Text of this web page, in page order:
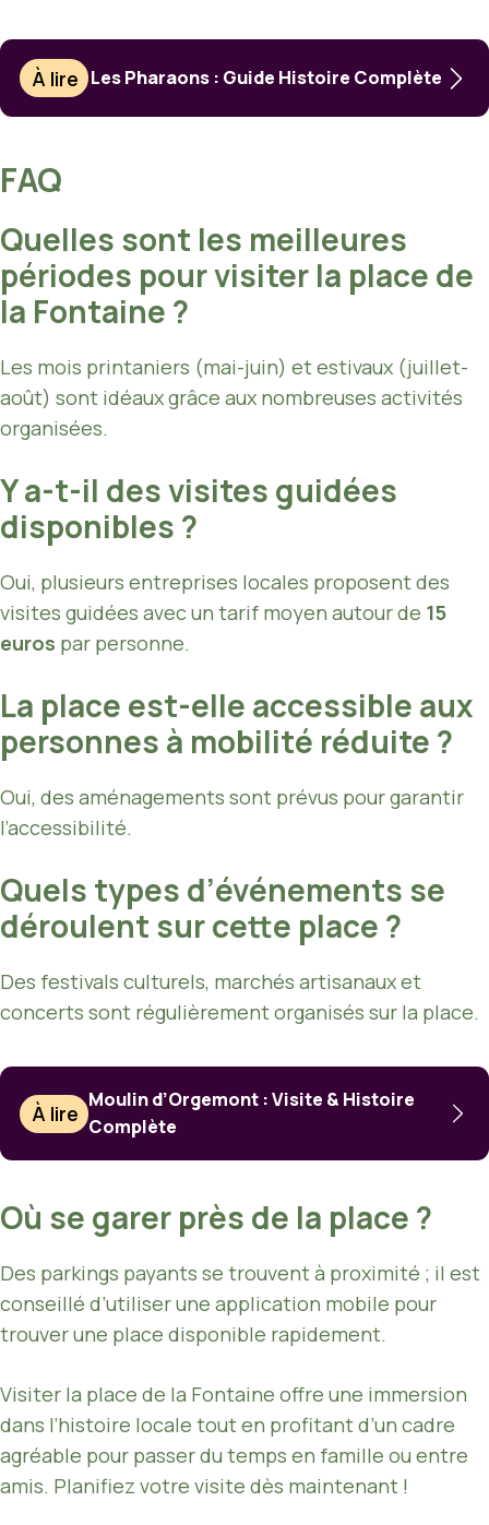
À lire Les Pharaons : Guide Histoire Complète
FAQ
Quelles sont les meilleures
périodes pour visiter la place de
la Fontaine ?
Les mois printaniers (mai-juin) et estivaux (juillet-
août) sont idéaux grâce aux nombreuses activités
organisées.
Y a-t-il des visites guidées
disponibles ?
Oui, plusieurs entreprises locales proposent des
visites guidées avec un tarif moyen autour de 15
euros par personne.
La place est-elle accessible aux
personnes à mobilité réduite ?
Oui, des aménagements sont prévus pour garantir
l’accessibilité.
Quels types d’événements se
déroulent sur cette place ?
Des festivals culturels, marchés artisanaux et
concerts sont régulièrement organisés sur la place.
À lire
Moulin d’Orgemont : Visite & Histoire
Complète
Où se garer près de la place ?
Des parkings payants se trouvent à proximité ; il est
conseillé d’utiliser une application mobile pour
trouver une place disponible rapidement.
Visiter la place de la Fontaine offre une immersion
dans l’histoire locale tout en profitant d’un cadre
agréable pour passer du temps en famille ou entre
amis. Planifiez votre visite dès maintenant !